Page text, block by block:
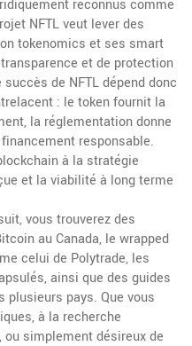
reconnus comme
NFTL veut lever des
tokenomics et ses smart
et de protection
de NFTL dépend donc
: le token fournit la
la réglementation donne
responsable.
à la stratégie
et la viabilité à long terme
vous trouverez des
au Canada, le wrapped
celui de Polytrade, les
ainsi que des guides
plusieurs pays. Que vous
à la recherche
ou simplement désireux de